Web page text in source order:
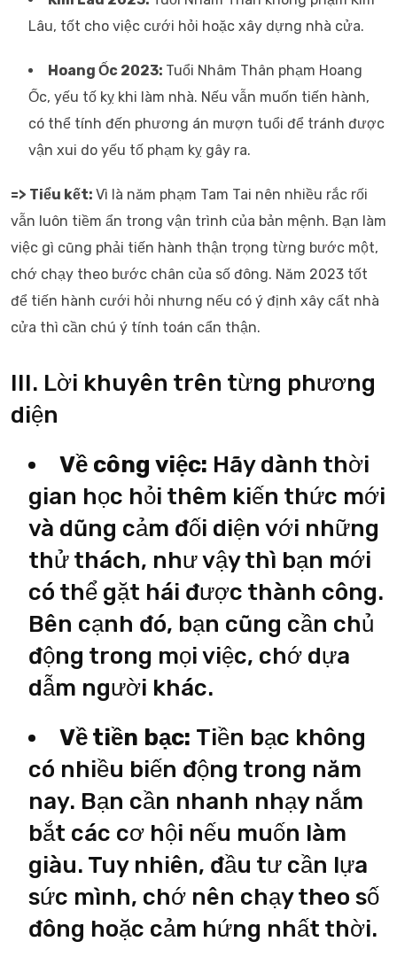
Lâu, tốt cho việc cưới hỏi hoặc xây dựng nhà cửa.
Hoang Ốc 2023: Tuổi Nhâm Thân phạm Hoang
Ốc, yếu tố kỵ khi làm nhà. Nếu vẫn muốn tiến hành,
có thể tính đến phương án mượn tuổi để tránh được
vận xui do yếu tố phạm kỵ gây ra.
=> Tiểu kết: Vì là năm phạm Tam Tai nên nhiều rắc rối
vẫn luôn tiềm ẩn trong vận trình của bản mệnh. Bạn làm
việc gì cũng phải tiến hành thận trọng từng bước một,
chớ chạy theo bước chân của số đông. Năm 2023 tốt
để tiến hành cưới hỏi nhưng nếu có ý định xây cất nhà
cửa thì cần chú ý tính toán cẩn thận.
III. Lời khuyên trên từng phương
diện
Về công việc: Hãy dành thời
gian học hỏi thêm kiến thức mới
và dũng cảm đối diện với những
thử thách, như vậy thì bạn mới
có thể gặt hái được thành công.
Bên cạnh đó, bạn cũng cần chủ
động trong mọi việc, chớ dựa
dẫm người khác.
Về tiền bạc: Tiền bạc không
có nhiều biến động trong năm
nay. Bạn cần nhanh nhạy nắm
bắt các cơ hội nếu muốn làm
giàu. Tuy nhiên, đầu tư cần lựa
sức mình, chớ nên chạy theo số
đông hoặc cảm hứng nhất thời.